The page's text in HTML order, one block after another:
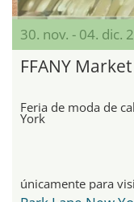
30. nov. - 04. dic.
FFANY
Feria de moda de
York
únicamente para